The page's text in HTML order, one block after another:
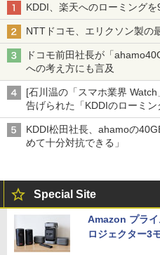
KDDI、楽天へのローミングを
NTTドコモ、エリクソン製の
ドコモ前田社長が「
への考え方にも言及
[石川温の「スマホ業界 Watch
告げられた「KDDIのローミン
穴と楽天モバイルの課題
KDDI松田社長、ahamoの
めて十分対抗できる」
Special Site
Amazon プラ
ロジェクター3